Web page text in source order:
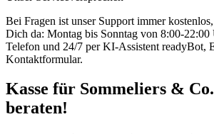
Bei Fragen ist unser Support immer
Dich da: Montag bis Sonntag von 8:00-22:00
Telefon und 24/7 per KI-Assistent readyBot,
Kontaktformular.
Kasse für Sommeliers &
beraten!